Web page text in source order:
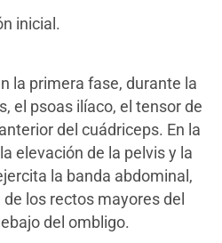
inicial.
la primera fase, durante la
el psoas ilíaco, el tensor de
del cuádriceps. En la
elevación de la pelvis y la
la banda abdominal,
los rectos mayores del
del ombligo.